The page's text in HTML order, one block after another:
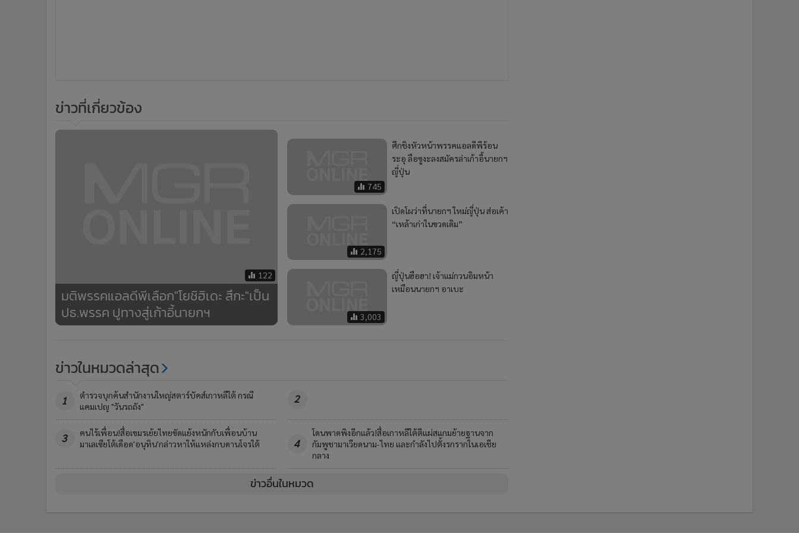
ข่าวที่เกี่ยวข้อง
122
มติพรรคแอลดีพีเลือก"โยชิฮิเดะ สึกะ"เป็น
ปธ.พรรค ปูทางสู่เก้าอี้นายกฯ
745
ศึกชิงหัวหน้าพรรคแอลดีพีร้อน
ระอุ ลือซูงะลงสมัครล่าเก้าอี้นายกฯ
ญี่ปุ่น
2,175
เปิดโผว่าที่นายกฯ ใหม่ญี่ปุ่น ส่อเค้า
“เหล้าเก่าในขวดเดิม”
3,003
ญี่ปุ่นฮือฮา! เจ้าแม่กวนอิมหน้า
เหมือนนายกฯ อาเบะ
ข่าวในหมวดล่าสุด
1
ตำรวจบุกค้นสำนักงานใหญ่สตาร์บัคส์เกาหลีใต้ กรณี
แคมเปญ "วันรถถัง"
2
3
คนไร้เพื่อน!สื่อเขมรเย้ยไทยขัดแย้งหนักกับเพื่อนบ้าน
มาเลเซียโต้เดือด'อนุทิน'กล่าวหาให้แหล่งกบดานโจรใต้
4
โดนพาดพิงอีกแล้ว!สื่อเกาหลีใต้ตีแผ่สแกมย้ายฐานจาก
กัมพูชามาเวียดนาม-ไทย และกำลังไปตั้งรกรากในเอเชีย
กลาง
ข่าวอื่นในหมวด